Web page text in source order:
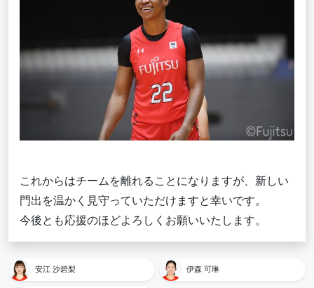
これからはチームを離れることになりますが、新しい
門出を温かく見守っていただけますと幸いです。
今後とも応援のほどよろしくお願いいたします。
安江 沙碧梨 伊森 可琳